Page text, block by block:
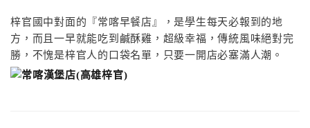
梓官國中對面的『常喀早餐店』，是學生每天必報到的地
方，而且一早就能吃到鹹酥雞，超級幸福，傳統風味絕對完
勝，不愧是梓官人的口袋名單，只要一開店必塞滿人潮。